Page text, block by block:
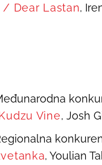
/ Dear Lastan,
Vine, Josh
, Youlian